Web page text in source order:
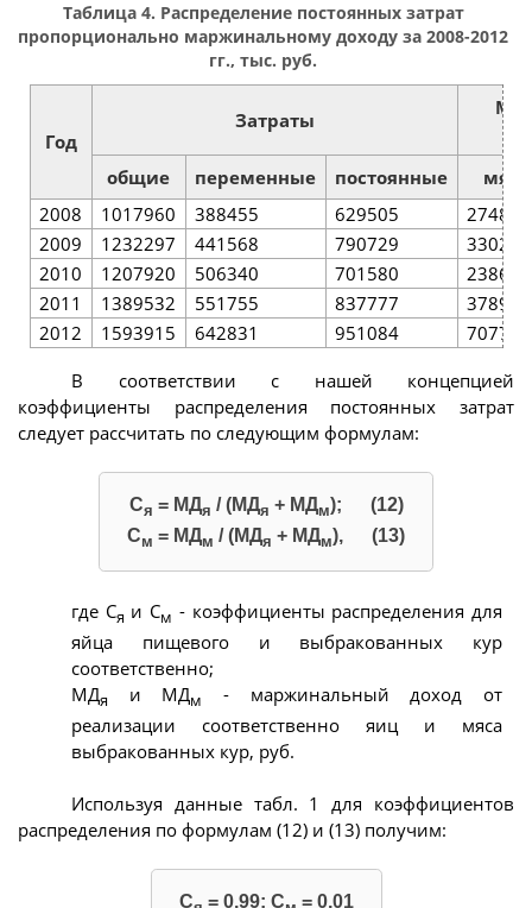
Таблица 4. Распределение постоянных затрат
пропорционально маржинальному доходу за 2008-2012
гг., тыс. руб.
Год
Затраты
общие переменные постоянные
мясо
2008
1017960 388455 629505
2009
1232297 441568 790729
2010
1207920 506340 701580
2011
1389532 551755 837777
2012
1593915 642831 951084
В соответствии с нашей концепцией
коэффициенты распределения постоянных затрат
следует рассчитать по следующим формулам:
Ся = МДя / (МДя + МДм); (12)
См = МДм / (МДя + МДм), (13)
где Сяи См - коэффициенты распределения для
яйца пищевого и выбракованных кур
соответственно;
МДя и МДм
- маржинальный доход от
реализации соответственно яиц и мяса
выбракованных кур, руб.
Используя данные табл. 1 для коэффициентов
распределения по формулам (12) и (13) получим:
С = 0,99; С = 0,01